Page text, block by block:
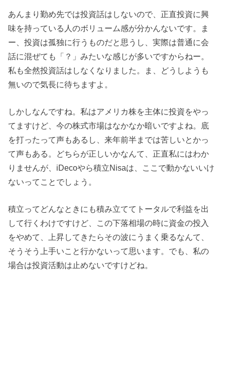
あんまり勤め先では投資話はしないので、正直投資に興
味を持っている人のボリューム感が分かんないです。ま
ー、投資は孤独に行うものだと思うし、実際は普通に会
話に混ぜても「？」みたいな感じが多いですからねー。
私も全然投資話はしなくなりました。ま、どうしようも
無いので気長に待ちますよ。
しかしなんですね。私はアメリカ株を主体に投資をやっ
てますけど、今の株式市場はなかなか暗いですよね。底
を打ったって声もあるし、来年前半までは苦しいとかっ
て声もある。どちらが正しいかなんて、正直私にはわか
りませんが、iDecoやら積立Nisaは、ここで動かないいけ
ないってことでしょう。
積立ってどんなときにも積み立ててトータルで利益を出
して行くわけですけど、この下落相場の時に資金の投入
をやめて、上昇してきたらその波にうまく乗るなんて、
そうそう上手いこと行かないって思います。でも、私の
場合は投資活動は止めないですけどね。